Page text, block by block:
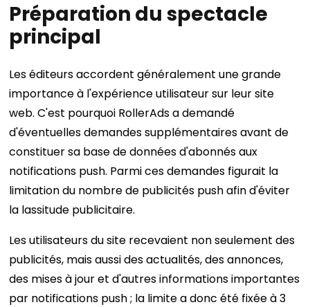
Préparation du spectacle
principal
Les éditeurs accordent généralement une grande
importance à l'expérience utilisateur sur leur site
web. C'est pourquoi RollerAds a demandé
d'éventuelles demandes supplémentaires avant de
constituer sa base de données d'abonnés aux
notifications push. Parmi ces demandes figurait la
limitation du nombre de publicités push afin d'éviter
la lassitude publicitaire.
Les utilisateurs du site recevaient non seulement des
publicités, mais aussi des actualités, des annonces,
des mises à jour et d'autres informations importantes
par notifications push ; la limite a donc été fixée à 3